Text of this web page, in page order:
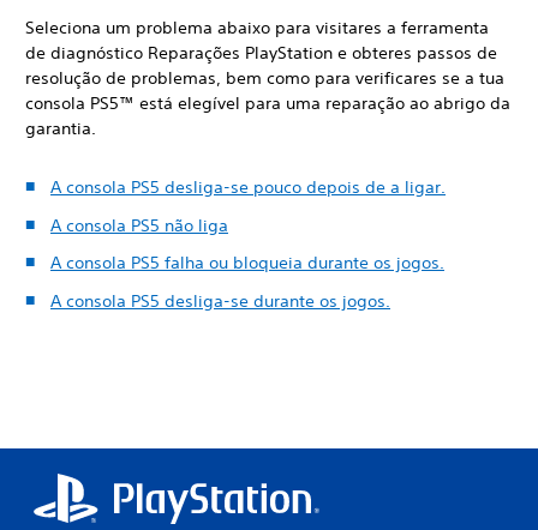
Seleciona um problema abaixo para visitares a ferramenta
de diagnóstico Reparações PlayStation e obteres passos de
resolução de problemas, bem como para verificares se a tua
consola PS5™ está elegível para uma reparação ao abrigo da
garantia.
A consola PS5 desliga-se pouco depois de a ligar.
A consola PS5 não liga
A consola PS5 falha ou bloqueia durante os jogos.
A consola PS5 desliga-se durante os jogos.